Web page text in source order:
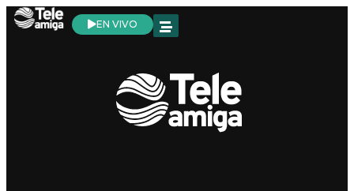
EN VIVO